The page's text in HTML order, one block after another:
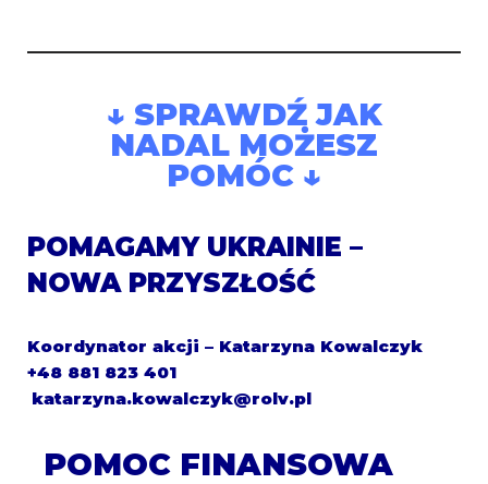
↓ SPRAWDŹ JAK
NADAL MOŻESZ
POMÓC ↓
POMAGAMY UKRAINIE –
NOWA PRZYSZŁOŚĆ
Koordynator akcji – Katarzyna Kowalczyk
+48 881 823 401
katarzyna.kowalczyk@rolv.pl
POMOC FINANSOWA